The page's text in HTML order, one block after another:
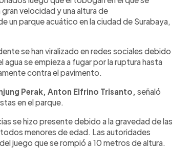
velocidad y una altura de
un parque acuático en la ciudad de Surabaya,
se han viralizado en redes sociales debido
se empieza a fugar por la ruptura hasta
contra el pavimento.
Perak, Anton Elfrino Trisanto, señaló
en el parque.
se hizo presente debido a la gravedad de las
menores de edad. Las autoridades
juego que se rompió a 10 metros de altura.